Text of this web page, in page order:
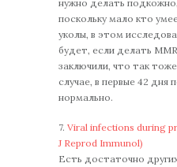
нужно делать
поскольку мало кто
уколы, в этом
будет, если делать
заключили, что так
случае, в первые 42 дня
нормально.
7. Viral infections during
J Reprod Immunol)
Есть достаточно